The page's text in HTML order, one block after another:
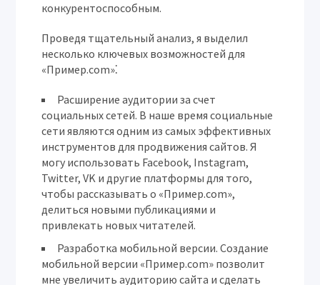
конкурентоспособным.
Проведя тщательный анализ, я выделил
несколько ключевых возможностей для
«Пример.com»⁚
Расширение аудитории за счет
социальных сетей. В наше время социальные
сети являются одним из самых эффективных
инструментов для продвижения сайтов. Я
могу использовать Facebook, Instagram,
Twitter, VK и другие платформы для того,
чтобы рассказывать о «Пример.com»,
делиться новыми публикациями и
привлекать новых читателей.
Разработка мобильной версии. Создание
мобильной версии «Пример.com» позволит
мне увеличить аудиторию сайта и сделать